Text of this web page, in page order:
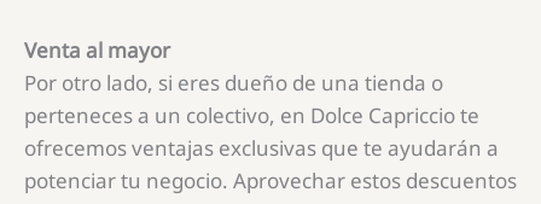
Venta al mayor
Por otro lado, si eres dueño de una tienda o
perteneces a un colectivo, en Dolce Capriccio te
ofrecemos ventajas exclusivas que te ayudarán a
potenciar tu negocio. Aprovechar estos descuentos